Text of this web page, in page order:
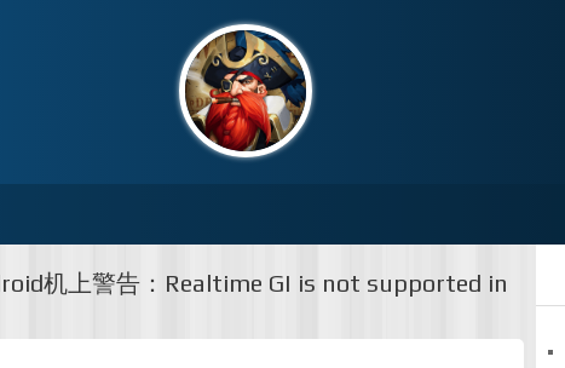
机上警告：Realtime GI is not supported in